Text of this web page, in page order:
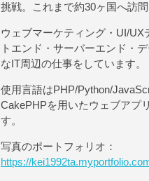
挑戦。これまで約30ヶ国へ訪問
ウェブマーケティング・UI/UX
トエンド・サーバーエンド・
なIT周辺の仕事をしています。
使用言語はPHP/Python/
CakePHPを用いたウェブアプ
す。
写真のポートフォリオ：
https://